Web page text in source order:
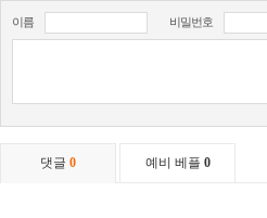
이름 비밀번호
댓글 0 예비 베플 0